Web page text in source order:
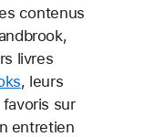
contenus
livres
, leurs
sur
entretien